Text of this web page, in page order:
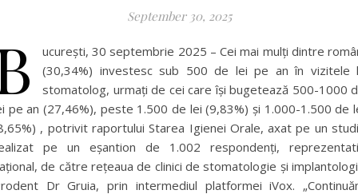
September 30, 2025
ucurești, 30 septembrie 2025 – Cei mai mulți dintre
(30,34%) investesc sub 500 de lei pe an în vizitele
stomatolog, urmați de cei care își bugetează 500-1000
pe an (27,46%), peste 1.500 de lei (9,83%) și 1.000-1.500 de
, potrivit raportului Starea Igienei Orale, axat pe un
pe un eșantion de 1.002 respondenți,
de către rețeaua de clinici de stomatologie și
Dr Gruia, prin intermediul platformei iVox.